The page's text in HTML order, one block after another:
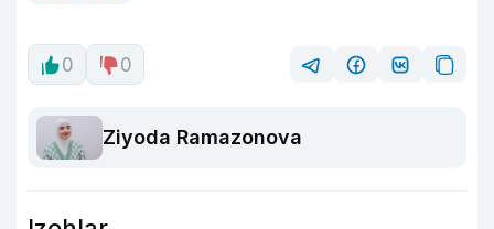
0 0
Ziyoda Ramazonova